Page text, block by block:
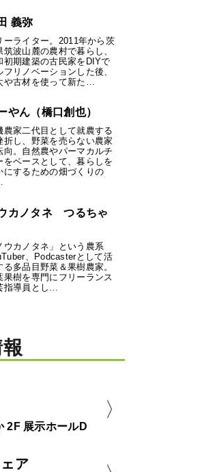
義弥
ーライター。2011年から茨
筑波山麓の農村で暮らし、
初期建築の古民家をDIYで
フリノベーションした後、
や古材を使って新た…
やん（橋口創也）
農家二代目として就農する
折し、野菜を売らない農家
向。自然農やパーマカルチ
をベースとして、暮らしを
にするための畑づくりの
カノタネ つるちゃ
ウカノタネ」という農系
、Podcasterとして活
る多品目野菜＆果樹農家。
果樹を専門にフリーランス
指導員とし…
2F 展示ホールD
ア